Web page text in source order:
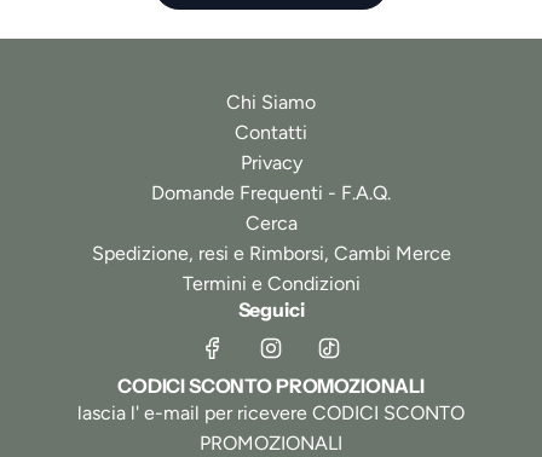
Chi Siamo
Contatti
Privacy
Domande Frequenti - F.A.Q.
Cerca
Spedizione, resi e Rimborsi, Cambi Merce
Termini e Condizioni
Seguici
CODICI SCONTO PROMOZIONALI
lascia l' e-mail per ricevere CODICI SCONTO
PROMOZIONALI